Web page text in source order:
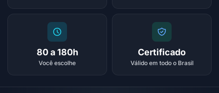
80 a 180h
Você escolhe
Certificado
Válido em todo o Brasil